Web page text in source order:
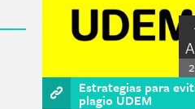
filter
Estrategias para
plagio UDEM